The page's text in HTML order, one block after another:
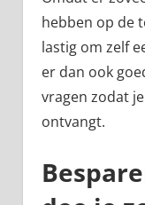
hebben op de
lastig om zelf
er dan ook
vragen zodat
ontvangt.